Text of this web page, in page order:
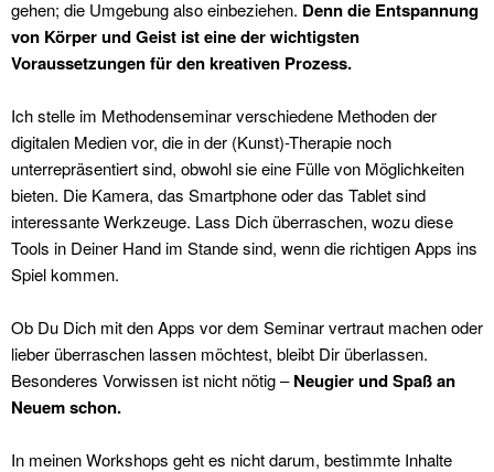
gehen; die Umgebung also einbeziehen. Denn die Entspannung
von Körper und Geist ist eine der wichtigsten
Voraussetzungen für den kreativen Prozess.
Ich stelle im Methodenseminar verschiedene Methoden der
digitalen Medien vor, die in der (Kunst)-Therapie noch
unterrepräsentiert sind, obwohl sie eine Fülle von Möglichkeiten
bieten. Die Kamera, das Smartphone oder das Tablet sind
interessante Werkzeuge. Lass Dich überraschen, wozu diese
Tools in Deiner Hand im Stande sind, wenn die richtigen Apps ins
Spiel kommen.
Ob Du Dich mit den Apps vor dem Seminar vertraut machen oder
lieber überraschen lassen möchtest, bleibt Dir überlassen.
Besonderes Vorwissen ist nicht nötig –Neugier und Spaß an
Neuem schon.
In meinen Workshops geht es nicht darum, bestimmte Inhalte